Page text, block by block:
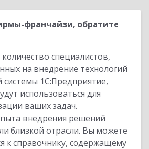
франчайзи, обратите
специалистов,
на внедрение технологий
1С:Предприятие,
использоваться для
ваших задач.
внедрения решений
близкой отрасли. Вы можете
к справочнику, содержащему